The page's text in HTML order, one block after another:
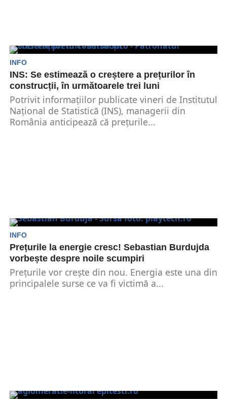
INFO
INS: Se estimează o creștere a prețurilor în
construcții, în următoarele trei luni
Potrivit informațiilor publicate vineri de Institutul
Național de Statistică (INS), managerii din
România anticipează că prețurile...
INFO
Prețurile la energie cresc! Sebastian Burdujda
vorbește despre noile scumpiri
Prețurile vor crește din nou. Energia este una din
principalele surse ce va fi victimă a...